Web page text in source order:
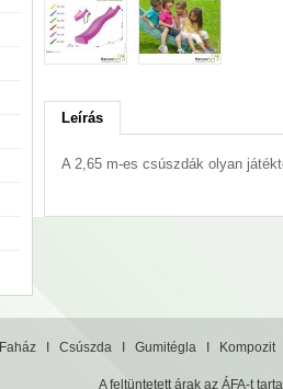
Leírás
A 2,65 m-es csúszdák olyan
FaházI CsúszdaI GumitéglaI Kompozit
A feltüntetett árak az ÁFA-t